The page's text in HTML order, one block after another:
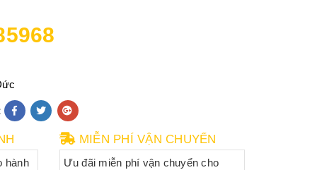
hành
MIỄN PHÍ VẬN CHUYỂN
Ưu đãi miễn phí vận chuyển cho